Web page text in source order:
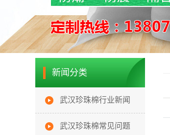
新闻分类
武汉珍珠棉行业新闻
武汉珍珠棉常见问题